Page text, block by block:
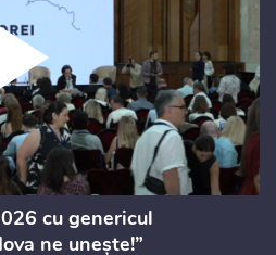
cu genericul
ne unește!”